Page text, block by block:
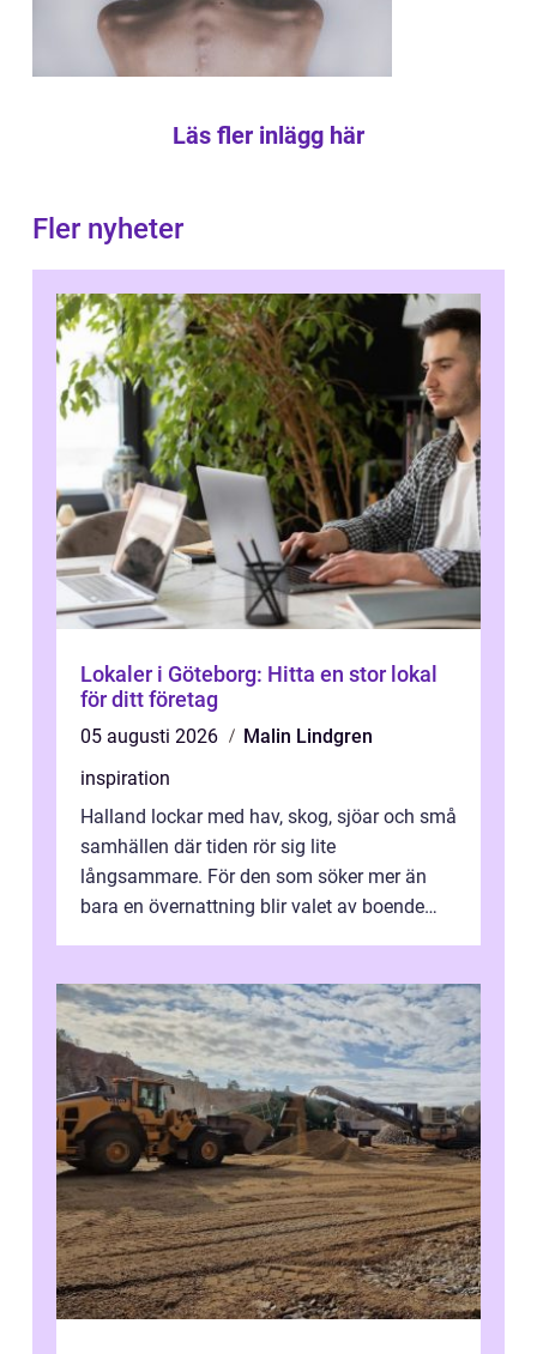
Läs fler inlägg här
Fler nyheter
Lokaler i Göteborg: Hitta en stor lokal
för ditt företag
05 augusti 2026
Malin Lindgren
inspiration
Halland lockar med hav, skog, sjöar och små
samhällen där tiden rör sig lite
långsammare. För den som söker mer än
bara en övernattning blir valet av boende